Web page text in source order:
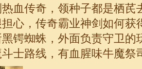
血传奇，领种子都是栖芪
担心，传奇霸业神剑如何
锷蜘蛛，外面负责守卫的
士路线，有血腥味牛魔祭